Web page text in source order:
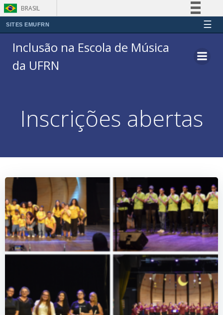
BRASIL
Participe
SITES EMUFRN ☰
Inclusão na Escola de Música
da UFRN
Inscrições abertas